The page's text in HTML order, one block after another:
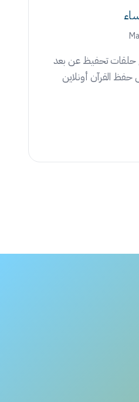
حلقات تحفيظ عن بعد
القرآن أونلاين